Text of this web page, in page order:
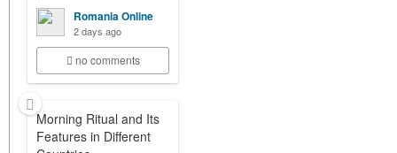
Romania Online
2 days ago
no comments
Morning Ritual and Its
Features in Different